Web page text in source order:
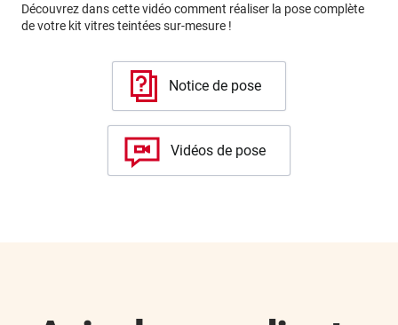
Découvrez dans cette vidéo comment réaliser la pose complète
de votre kit vitres teintées sur-mesure !
Notice de pose
Vidéos de pose